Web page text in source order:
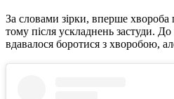
За словами зірки, вперше хвороба
тому після ускладнень застуди.
вдавалося боротися з хворобою,